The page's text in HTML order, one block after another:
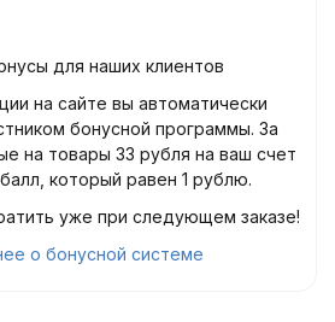
для наших клиентов
на сайте вы автоматически
бонусной программы. За
на товары 33 рубля на ваш счет
который равен 1 рублю.
уже при следующем заказе!
о бонусной системе